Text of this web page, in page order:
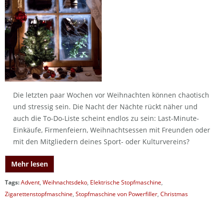
Die letzten paar Wochen vor Weihnachten können chaotisch
und stressig sein. Die Nacht der Nächte rückt näher und
auch die To-Do-Liste scheint endlos zu sein: Last-Minute-
Einkäufe, Firmenfeiern, Weihnachtsessen mit Freunden oder
mit den Mitgliedern deines Sport- oder Kulturvereins?
Mehr lesen
Tags:Advent, Weihnachtsdeko, Elektrische Stopfmaschine,
Zigarettenstopfmaschine, Stopfmaschine von Powerfiller, Christmas